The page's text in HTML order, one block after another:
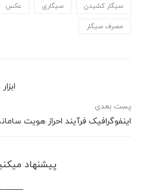
سیگار کشیدن سیگاری عکس
مصرف سیگار
پست بعدی
اینفوگرافیک فرآیند احراز هویت
پیشنهاد می‎کنیم ببینید